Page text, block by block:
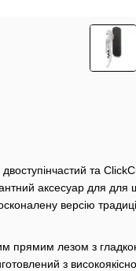
та
аксесуар для для
версію
прямим лезом з
з